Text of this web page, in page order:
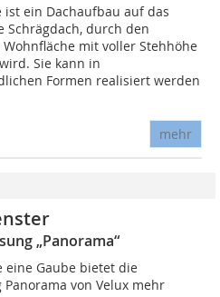
ist ein Dachaufbau auf das
Schrägdach, durch den
mit voller Stehhöhe
Sie kann in
Formen realisiert werden
mehr
„Panorama“
eine Gaube bietet die
von Velux mehr